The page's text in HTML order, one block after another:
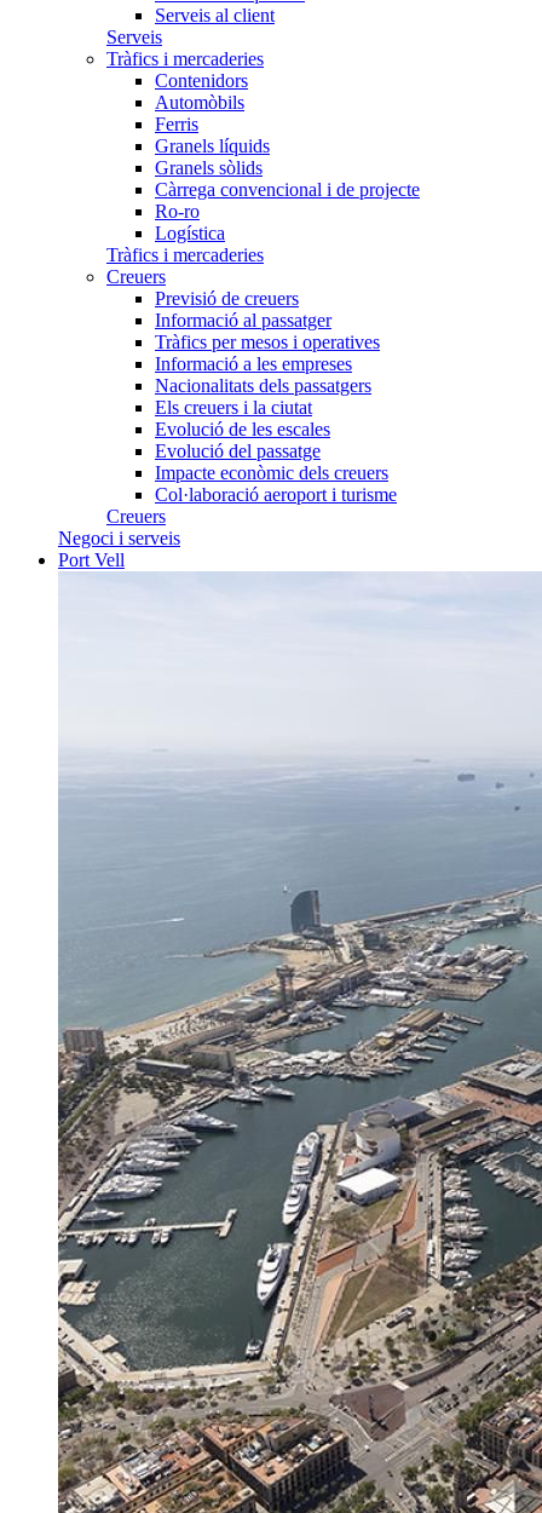
Serveis al client
Serveis
Tràfics i mercaderies
Contenidors
Automòbils
Ferris
Granels líquids
Granels sòlids
Càrrega convencional i de projecte
Ro-ro
Logística
Tràfics i mercaderies
Creuers
Previsió de creuers
Informació al passatger
Tràfics per mesos i operatives
Informació a les empreses
Nacionalitats dels passatgers
Els creuers i la ciutat
Evolució de les escales
Evolució del passatge
Impacte econòmic dels creuers
Col·laboració aeroport i turisme
Creuers
Negoci i serveis
Port Vell